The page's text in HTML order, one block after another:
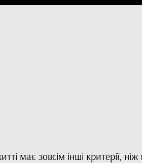
має зовсім інші критерії,